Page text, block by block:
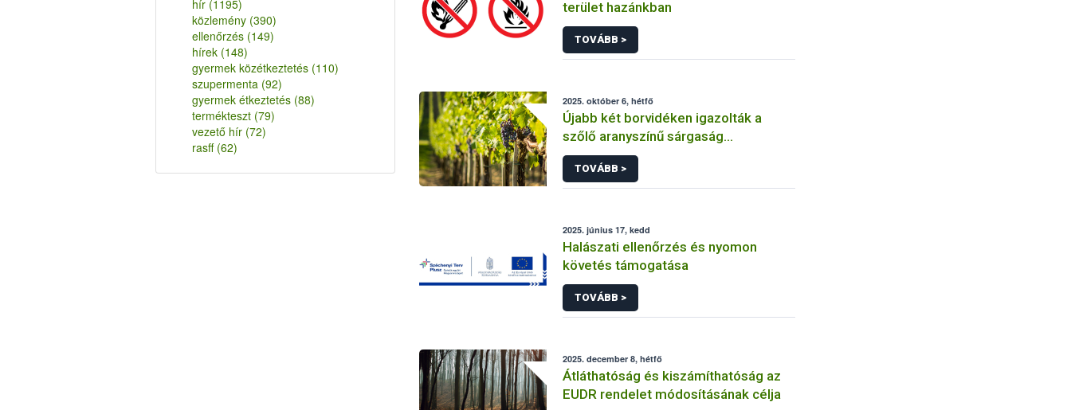
hír (1195)
közlemény (390)
ellenőrzés (149)
hírek (148)
gyermek közétkeztetés (110)
szupermenta (92)
gyermek étkeztetés (88)
termékteszt (79)
vezető hír (72)
rasff (62)
terület hazánkban
TOVÁBB >
2025. október 6, hétfő
Újabb két borvidéken igazolták a
szőlő aranyszínű sárgaság
betegséget
TOVÁBB >
2025. június 17, kedd
Halászati ellenőrzés és nyomon
követés támogatása
TOVÁBB >
2025. december 8, hétfő
Átláthatóság és kiszámíthatóság az
EUDR rendelet módosításának célja